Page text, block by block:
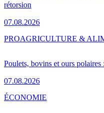
rétorsion
07.08.2026
Poulets, bovins et ours
07.08.2026
PROAGRICULTURE &
ÉCONOMIE